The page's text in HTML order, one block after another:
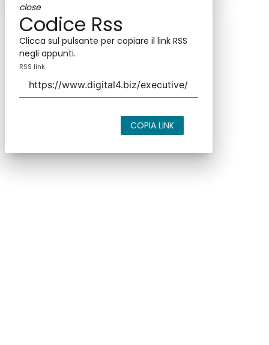
close
Codice Rss
Clicca sul pulsante per copiare il link RSS
negli appunti.
RSS link
COPIA LINK